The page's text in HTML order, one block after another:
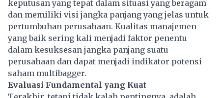
keputusan yang tepat dalam situasi yang beragam
dan memiliki visi jangka panjang yang jelas untuk
pertumbuhan perusahaan. Kualitas manajemen
yang baik sering kali menjadi faktor penentu
dalam kesuksesan jangka panjang suatu
perusahaan dan dapat menjadi indikator potensi
saham multibagger.
Evaluasi Fundamental yang Kuat